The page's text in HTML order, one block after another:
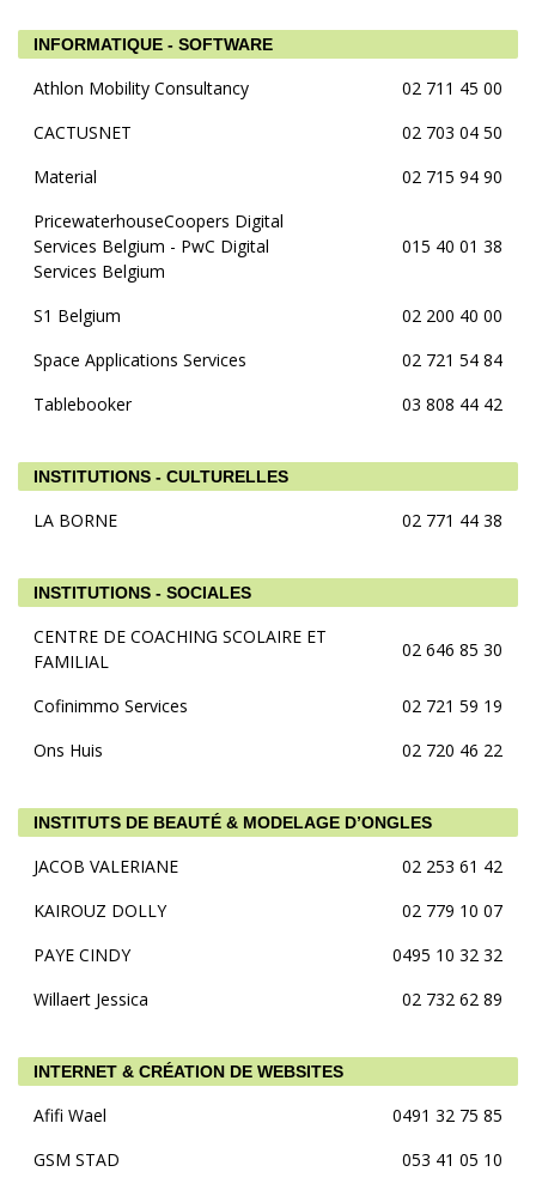
INFORMATIQUE - SOFTWARE
Athlon Mobility Consultancy
02 711 45 00
CACTUSNET
02 703 04 50
Material
02 715 94 90
PricewaterhouseCoopers Digital
Services Belgium - PwC Digital
Services Belgium
015 40 01 38
S1 Belgium
02 200 40 00
Space Applications Services
02 721 54 84
Tablebooker
03 808 44 42
INSTITUTIONS - CULTURELLES
LA BORNE 02 771 44 38
INSTITUTIONS - SOCIALES
CENTRE DE COACHING SCOLAIRE ET
FAMILIAL
02 646 85 30
Cofinimmo Services
02 721 59 19
Ons Huis
02 720 46 22
INSTITUTS DE BEAUTÉ & MODELAGE D’ONGLES
JACOB VALERIANE
02 253 61 42
KAIROUZ DOLLY
02 779 10 07
PAYE CINDY
0495 10 32 32
Willaert Jessica
02 732 62 89
INTERNET & CRÉATION DE WEBSITES
Afifi Wael
0491 32 75 85
GSM STAD
053 41 05 10